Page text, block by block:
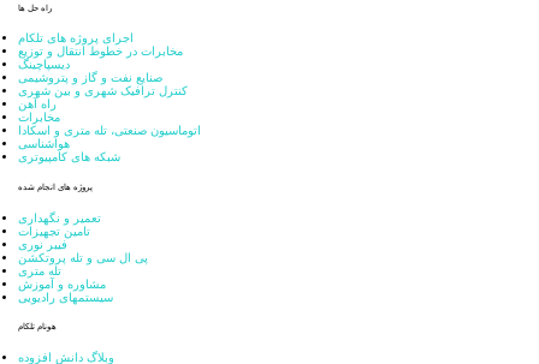
راه حل ها
اجرای پروژه های تلکام
مخابرات در خطوط انتقال و توزیع
دیسپاچینگ
صنایع نفت و گاز و پتروشیمی
کنترل ترافیک شهری و بین شهری
راه آهن
مخابرات
اتوماسیون صنعتی، تله متری و اسکادا
هواشناسی
شبکه های کامپیوتری
پروژه های انجام شده
تعمیر و نگهداری
تامین تجهیزات
فیبر نوری
پی ال سی و تله پروتکشن
تله متری
مشاوره و آموزش
سیستمهای رادیویی
هونام تلکام
وبلاگ دانش افزوده